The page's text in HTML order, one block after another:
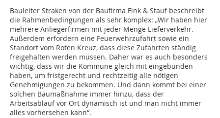
Bauleiter Straken von der Baufirma Fink & Stauf beschreibt
die Rahmenbedingungen als sehr komplex: „Wir haben hier
mehrere Anliegerfirmen mit jeder Menge Lieferverkehr.
Außerdem erfordern eine Feuerwehrzufahrt sowie ein
Standort vom Roten Kreuz, dass diese Zufahrten ständig
freigehalten werden müssen. Daher war es auch besonders
wichtig, dass wir die Kommune gleich mit eingebunden
haben, um fristgerecht und rechtzeitig alle nötigen
Genehmigungen zu bekommen. Und dann kommt bei einer
solchen Baumaßnahme immer hinzu, dass der
Arbeitsablauf vor Ort dynamisch ist und man nicht immer
alles vorhersehen kann“.